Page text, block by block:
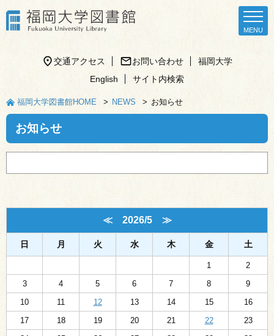
交通アクセス お問い合わせ
福岡大学
English
サイト内検索
福岡大学図書館HOME NEWS お知らせ
お知らせ
≪2026/5 ≫
日 月 火 水 木 金 土
1
2
3
4 5 6 7 8
9
10
11 12 13 14 15
16
17
18 19 20 21 22
23